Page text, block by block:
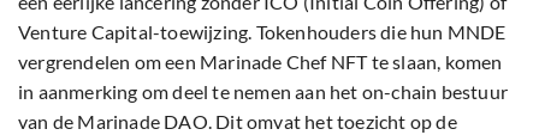
Venture Capital-toewijzing. Tokenhouders die hun MNDE
vergrendelen om een Marinade Chef NFT te slaan, komen
in aanmerking om deel te nemen aan het on-chain bestuur
van de Marinade DAO. Dit omvat het toezicht op de